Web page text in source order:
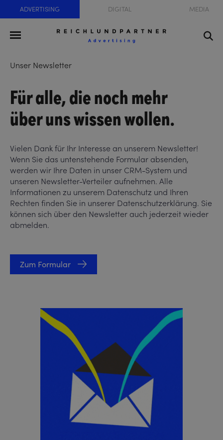
ADVERTISING DIGITAL MEDIA
Unser Newsletter
Für alle, die noch mehr
über uns wissen wollen.
Vielen Dank für Ihr Interesse an unserem Newsletter!
Wenn Sie das untenstehende Formular absenden,
werden wir Ihre Daten in unser CRM-System und
unseren Newsletter-Verteiler aufnehmen. Alle
Informationen zu unserem Datenschutz und Ihren
Rechten finden Sie in unserer Datenschutzerklärung. Sie
können sich über den Newsletter auch jederzeit wieder
abmelden.
Zum Formular